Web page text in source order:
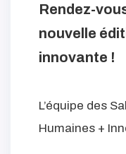
Rendez-
nouvelle
innovante !
L’équipe des
Humaines +